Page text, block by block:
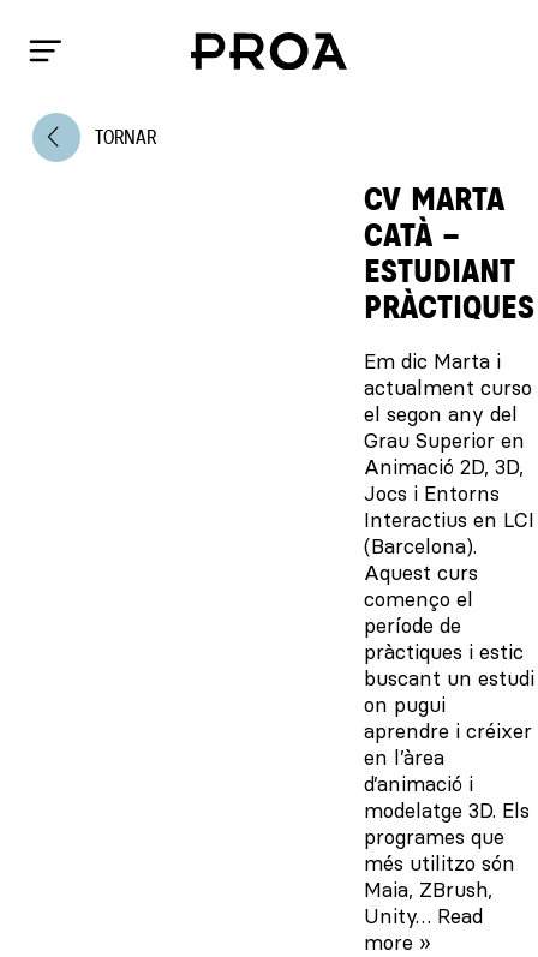
arrow_back_ios TORNAR
CV MARTA
CATÀ –
ESTUDIANT
PRÀCTIQUES
Em dic Marta i
actualment curso
el segon any del
Grau Superior en
Animació 2D, 3D,
Jocs i Entorns
Interactius en LCI
(Barcelona).
Aquest curs
començo el
període de
pràctiques i estic
buscant un estudi
on pugui
aprendre i créixer
en l’àrea
d’animació i
modelatge 3D. Els
programes que
més utilitzo són
Maia, ZBrush,
Unity… Read
more »